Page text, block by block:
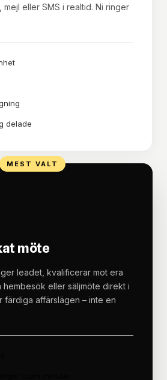
mejl eller SMS i realtid. Ni ringer
delade
MEST VALT
möte
leadet, kvalificerar mot era
eller säljmöte direkt i
färdiga affärslägen – inte en